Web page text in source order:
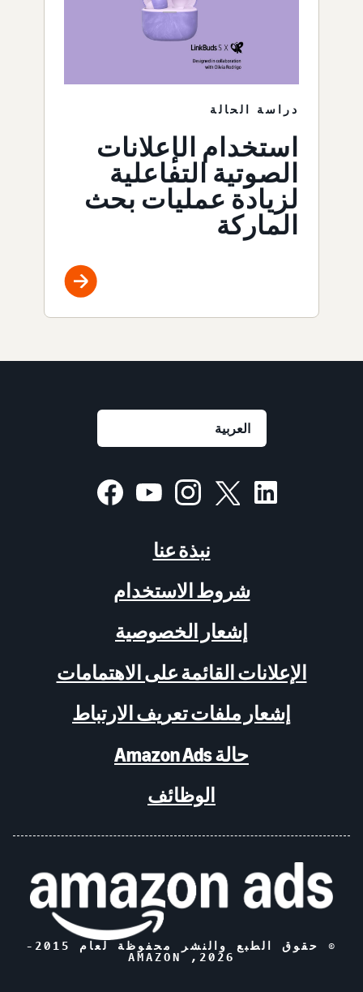
دراسة الحالة
استخدام الإعلانات
الصوتية التفاعلية
لزيادة عمليات بحث
الماركة
نبذة عنا
شروط الاستخدام
إشعار الخصوصية
الإعلانات القائمة على الاهتمامات
إشعار ملفات تعريف الارتباط
حالة Amazon Ads
الوظائف
© حقوق الطبع والنشر محفوظة لعام 2015-
2026
, AMAZON